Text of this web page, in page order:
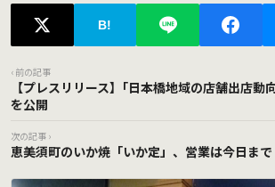
B!
‹ 前の記事
【プレスリリース】｢日本橋地域の店舗出店動
を公開
次の記事 ›
恵美須町のいか焼「いか定」、営業は今日まで